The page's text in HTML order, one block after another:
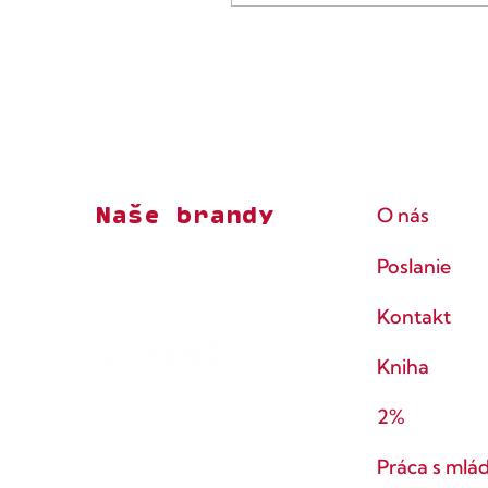
Naše brandy O nás
Poslanie
Kontakt
Kniha
2%
Práca s